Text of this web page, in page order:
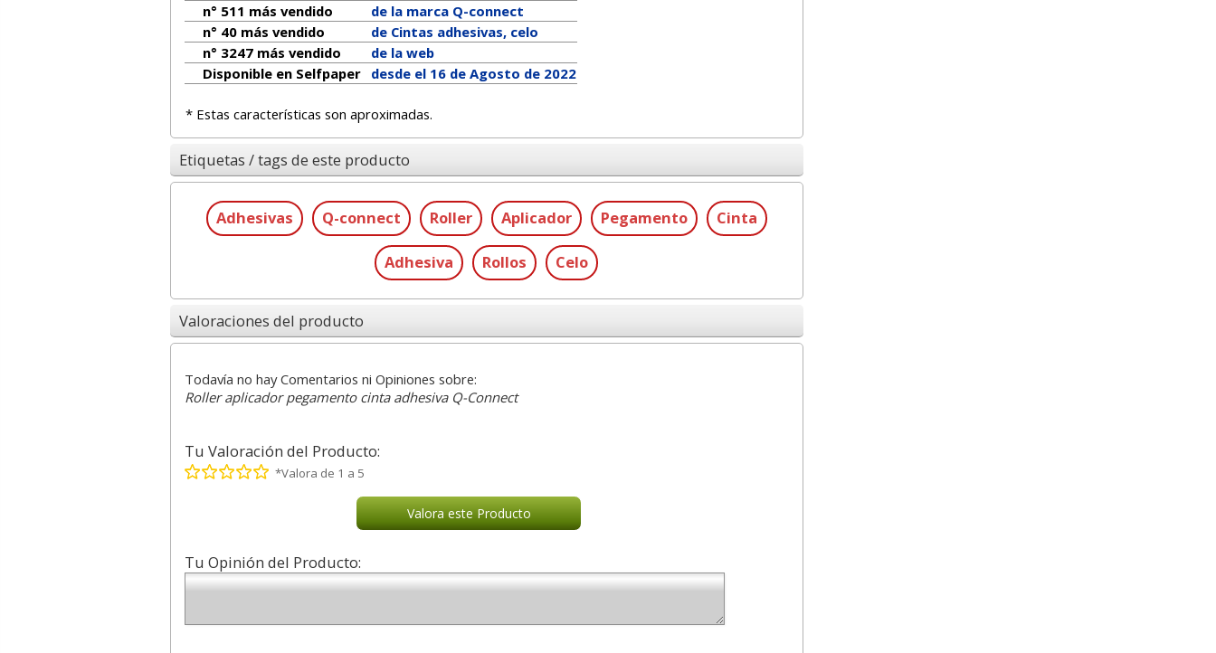
n° 511 más vendido
de la marca Q-connect
n° 40 más vendido
de Cintas adhesivas, celo
n° 3247 más vendido
de la web
Disponible en Selfpaper
desde el 16 de Agosto de 2022
* Estas características son aproximadas.
Etiquetas / tags de este producto
Adhesivas Q-connect Roller Aplicador Pegamento Cinta
Adhesiva Rollos Celo
Valoraciones del producto
Todavía no hay Comentarios ni Opiniones sobre:
Roller aplicador pegamento cinta adhesiva Q-Connect
Tu Valoración del Producto:
*Valora de 1 a 5
Valora este Producto
Tu Opinión del Producto: